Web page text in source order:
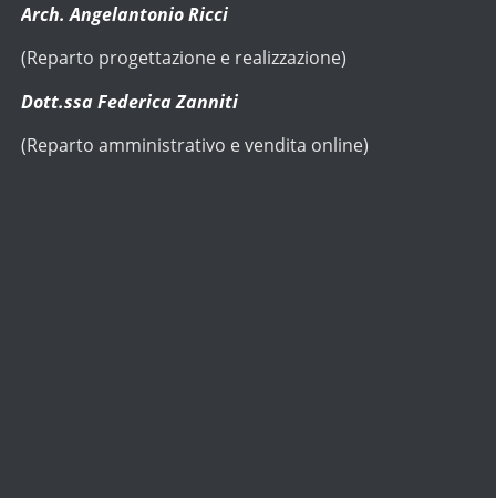
Arch. Angelantonio Ricci
(Reparto progettazione e realizzazione)
Dott.ssa Federica Zanniti
(Reparto amministrativo e vendita online)